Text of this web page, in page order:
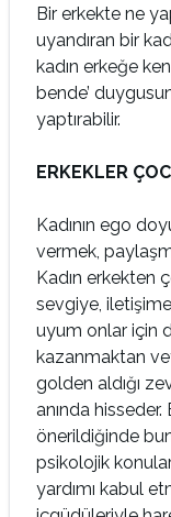
Bir erkekte ne
uyandıran bir
kadın erkeğe
bende’
yaptırabilir.
ERKEKLER
Kadının ego
vermek,
Kadın erkekten
sevgiye,
uyum onlar için
kazanmaktan
golden aldığı
anında
önerildiğinde
psikolojik
yardımı kabul